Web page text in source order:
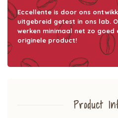
Eccellente is door ons
uitgebreid getest in ons lab.
werken minimaal net zo
originele product!
Product